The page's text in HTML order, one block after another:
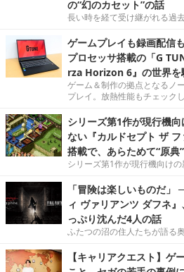
シリーズ第1作が現行機向けの
ィ ヴァリアンツ ダフネ
っぷり沈んだ4人の話
ふたつの沼の住人たちが語る奥
【キャリアクエスト】ゲ
こと。セガの若手の事例
いう働き方
Game*Sparkと4Gamerの合
クエスト」の第4回が東京都立
されました。このイベントに
GeForce NOWで『
ンドルコントローラー×ク
感
でプレイ可能！